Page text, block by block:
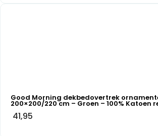
Good Morning dekbedovertrek
200×200/220 cm – Groen – 100% Katoen
41,95